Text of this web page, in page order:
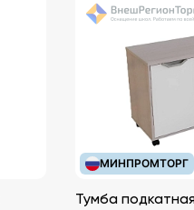
МИНПРОМТОРГ
Тумба